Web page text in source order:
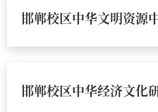
邯郸校区中华文明资源
邯郸校区中华经济文化